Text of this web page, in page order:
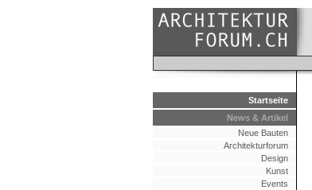
Startseite
News & Artikel
Neue Bauten
Architekturforum
Design
Kunst
Events